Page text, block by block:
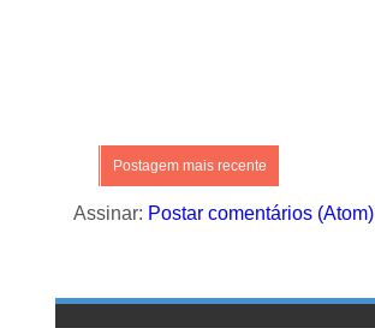
Postagem mais recente
Assinar: Postar comentários (Atom)